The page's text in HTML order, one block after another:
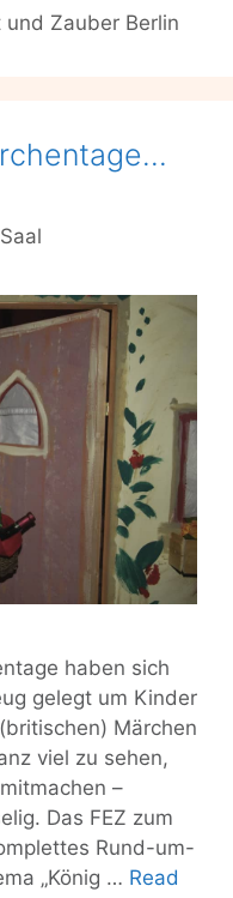
und Zauber Berlin
haben sich
gelegt um Kinder
Märchen
viel zu sehen,
–
Das FEZ zum
Rund-um-
„König … Read